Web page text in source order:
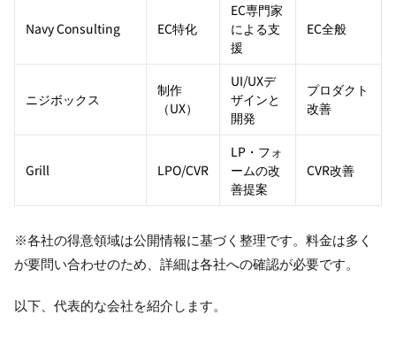
Navy Consulting EC特化
EC専門家
による支
援
EC全般
ニジボックス
制作
（UX）
UI/UXデ
ザインと
開発
プロダクト
改善
Grill LPO/CVR
LP・フォ
ームの改
善提案
CVR改善
※各社の得意領域は公開情報に基づく整理です。料金は多く
が要問い合わせのため、詳細は各社への確認が必要です。
以下、代表的な会社を紹介します。